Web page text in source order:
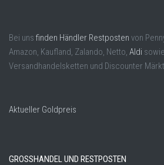
Bei uns finden Händler Restposten von
Amazon, Kaufland, Zalando, Netto, Aldi
Versandhandelsketten und Discounter
Aktueller Goldpreis
GROSSHANDEL UND RESTPOSTEN